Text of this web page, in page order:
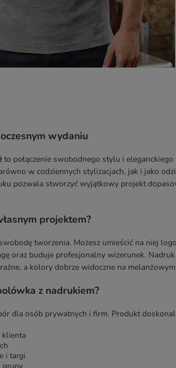
wydaniu
to połączenie swobodnego stylu i
w codziennych stylizacjach, jak i jako
pozwala stworzyć wyjątkowy projekt
projektem?
tworzenia. Możesz umieścić na niej
oraz buduje profesjonalny wizerunek.
a kolory dobrze widoczne na
z nadrukiem?
dla osób prywatnych i firm. Produkt
klienta
i targi
grupy